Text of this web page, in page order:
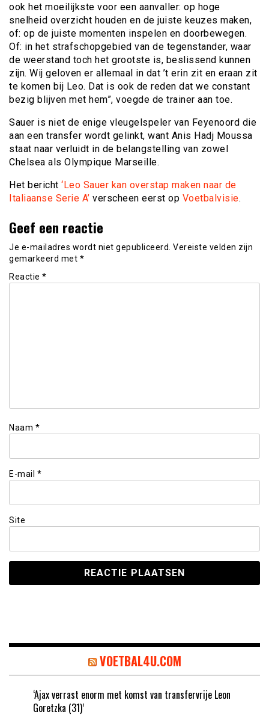
ook het moeilijkste voor een aanvaller: op hoge
snelheid overzicht houden en de juiste keuzes maken,
of: op de juiste momenten inspelen en doorbewegen.
Of: in het strafschopgebied van de tegenstander, waar
de weerstand toch het grootste is, beslissend kunnen
zijn. Wij geloven er allemaal in dat ’t erin zit en eraan zit
te komen bij Leo. Dat is ook de reden dat we constant
bezig blijven met hem”, voegde de trainer aan toe.
Sauer is niet de enige vleugelspeler van Feyenoord die
aan een transfer wordt gelinkt, want Anis Hadj Moussa
staat naar verluidt in de belangstelling van zowel
Chelsea als Olympique Marseille.
Het bericht ‘Leo Sauer kan overstap maken naar de
Italiaanse Serie A’ verscheen eerst op Voetbalvisie.
Geef een reactie
Je e-mailadres wordt niet gepubliceerd. Vereiste velden zijn
gemarkeerd met *
Reactie *
Naam *
E-mail *
Site
VOETBAL4U.COM
‘Ajax verrast enorm met komst van transfervrije Leon
Goretzka (31)’